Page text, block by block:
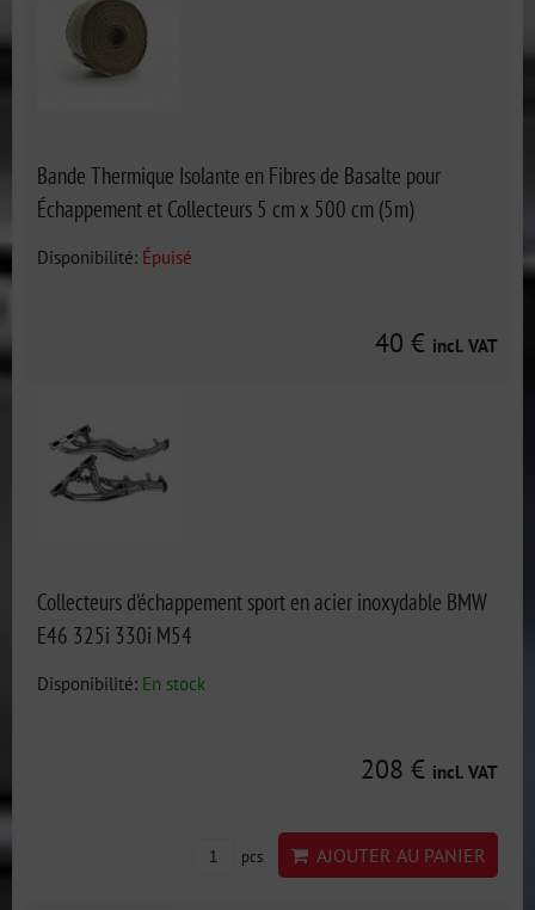
Bande Thermique Isolante en Fibres de Basalte pour
Échappement et Collecteurs 5 cm x 500 cm (5m)
Disponibilité: Épuisé
40 € incl. VAT
Collecteurs d'échappement sport en acier inoxydable BMW
E46 325i 330i M54
Disponibilité: En stock
208 € incl. VAT
pcs AJOUTER AU PANIER